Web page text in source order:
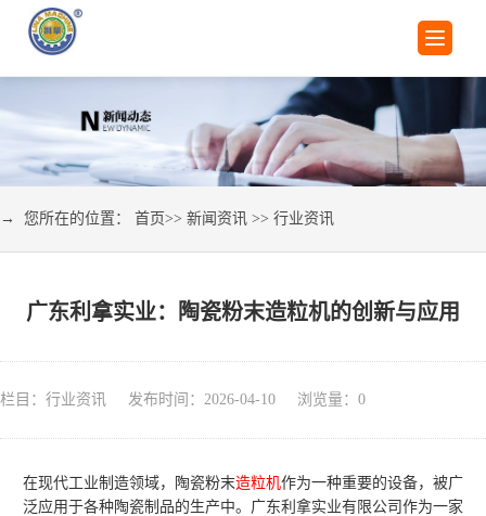
→ 您所在的位置： 首页>> 新闻资讯 >> 行业资讯
广东利拿实业：陶瓷粉末造粒机的创新与应用
栏目：行业资讯 发布时间：2026-04-10 浏览量： 0
在现代工业制造领域，陶瓷粉末造粒机作为一种重要的设备，被广
泛应用于各种陶瓷制品的生产中。广东利拿实业有限公司作为一家